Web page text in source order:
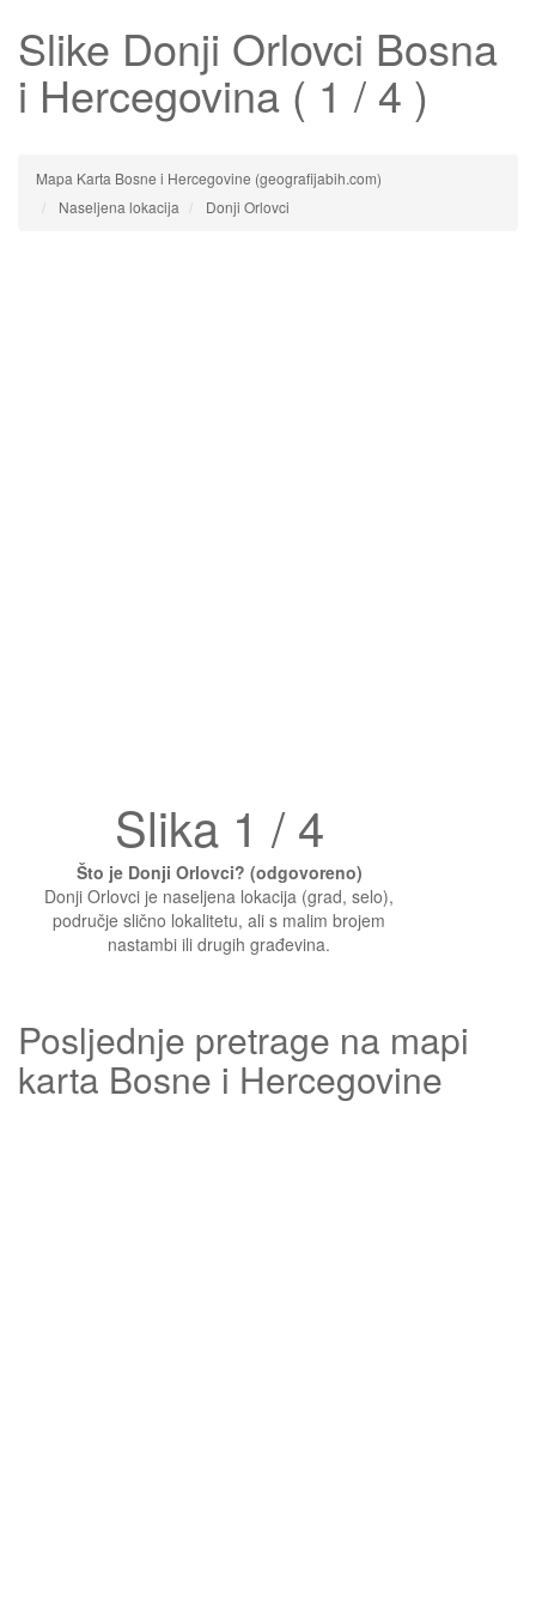
Slike Donji Orlovci Bosna
i Hercegovina ( 1 / 4 )
Mapa Karta Bosne i Hercegovine (geografijabih.com)
Naseljena lokacija
Donji Orlovci
Slika 1 / 4
Što je Donji Orlovci? (odgovoreno)
Donji Orlovci je naseljena lokacija (grad, selo),
područje slično lokalitetu, ali s malim brojem
nastambi ili drugih građevina.
Posljednje pretrage na mapi
karta Bosne i Hercegovine